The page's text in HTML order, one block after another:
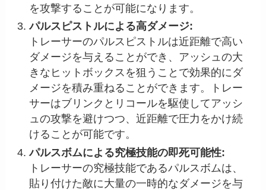
を攻撃することが可能になります。
パルスピストルによる高ダメージ:
トレーサーのパルスピストルは近距離で高い
ダメージを与えることができ、アッシュの大
きなヒットボックスを狙うことで効果的にダ
メージを積み重ねることができます。トレー
サーはブリンクとリコールを駆使してアッシ
ュの攻撃を避けつつ、近距離で圧力をかけ続
けることが可能です。
パルスボムによる究極技能の即死可能性:
トレーサーの究極技能であるパルスボムは、
貼り付けた敵に大量の一時的なダメージを与